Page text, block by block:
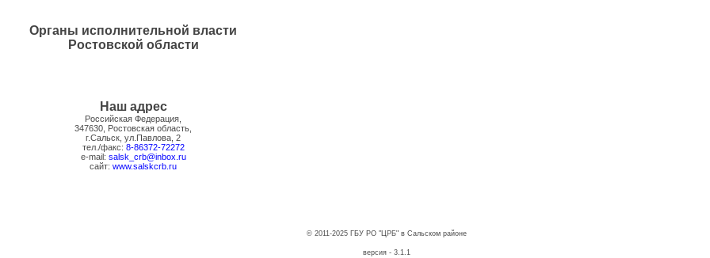
Органы исполнительной власти
Ростовской области
Наш адрес
Российская Федерация,
347630, Ростовская область,
г.Сальск, ул.Павлова, 2
тел./факс: 8-86372-72272
e-mail: salsk_crb@inbox.ru
сайт: www.salskcrb.ru
© 2011-2025 ГБУ РО "ЦРБ" в Сальском районе
версия - 3.1.1